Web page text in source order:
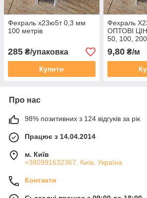
Фехраль х23ю5т 0,3 мм
100 метрів
285 ₴/упаковка
Купити
Фехраль
ОПТОВІ
50, 100, 200
9,80₴/м
Про нас
98% позитивних з 124 відгуків за рік
Працює з 14.04.2014
м. Київ
+380991632367, Київ, Україна
Контакти